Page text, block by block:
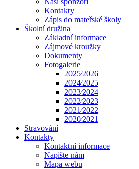
Kontakty
Zápis do mateřské školy
Školní družina
Základní informace
Zájmové kroužky
Dokumenty
Fotogalerie
2025⁄2026
2024⁄2025
2023⁄2024
2022⁄2023
2021⁄2022
2020⁄2021
Stravování
Kontakty
Kontaktní informace
Napište nám
Mapa webu